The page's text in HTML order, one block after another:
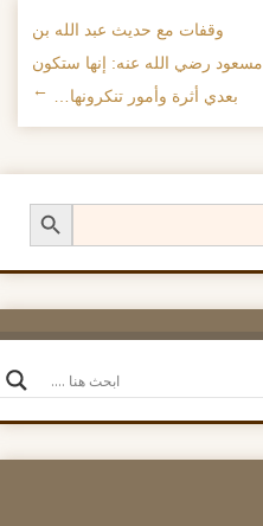
وقفات مع حديث عبد الله بن
مسعود رضي الله عنه: إنها ستكون
بعدي أثرة وأمور تنكرونها… →